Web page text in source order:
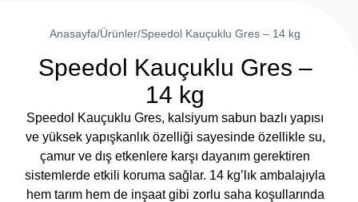
Anasayfa/Ürünler/Speedol Kauçuklu Gres – 14 kg
Speedol Kauçuklu Gres –
14 kg
Speedol Kauçuklu Gres, kalsiyum sabun bazlı yapısı
ve yüksek yapışkanlık özelliği sayesinde özellikle su,
çamur ve dış etkenlere karşı dayanım gerektiren
sistemlerde etkili koruma sağlar. 14 kg’lık ambalajıyla
hem tarım hem de inşaat gibi zorlu saha koşullarında